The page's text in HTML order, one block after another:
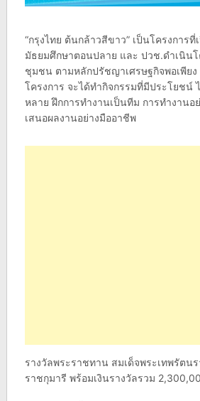
“กรุงไทย ต้นกล้าวสีขาว” เป็นโครงการที่
มัธยมศึกษาตอนปลาย และ ปวช.ดำเนิน
ชุมชน ตามหลักปรัชญาเศรษฐกิจพอเพียง
โครงการ จะได้ทำกิจกรรมที่มีประโยชน์
หลาย ฝึกการทำงานเป็นทีม การทำงานอ
เสนอผลงานอย่างมืออาชีพ
รางวัลพระราชทาน สมเด็จพระเทพรัตน
ราชกุมารี พร้อมเงินรางวัลรวม